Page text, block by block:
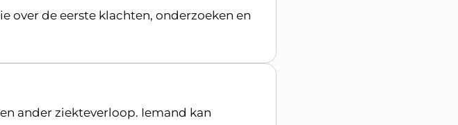
over de eerste klachten, onderzoeken en
ander ziekteverloop. Iemand kan